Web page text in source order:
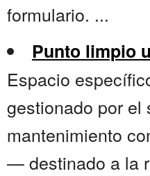
formulario. ...
Punto limpio
Espacio
gestionado por el
mantenimiento
— destinado a la